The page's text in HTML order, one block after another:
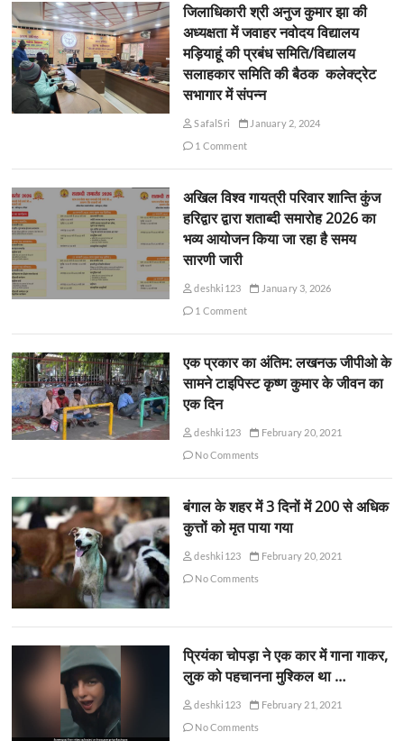
जिलाधिकारी श्री अनुज कुमार झा की
अध्यक्षता में जवाहर नवोदय विद्यालय
मड़ियाहूं की प्रबंध समिति/विद्यालय
सलाहकार समिति की बैठक कलेक्ट्रेट
सभागार में संपन्न
SafalSri
January 2, 2024
1 Comment
अखिल विश्व गायत्री परिवार शान्ति कुंज
हरिद्वार द्वारा शताब्दी समारोह 2026 का
भव्य आयोजन किया जा रहा है समय
सारणी जारी
deshki123
January 3, 2026
1 Comment
एक प्रकार का अंतिम: लखनऊ जीपीओ के
सामने टाइपिस्ट कृष्ण कुमार के जीवन का
एक दिन
deshki123
February 20, 2021
No Comments
बंगाल के शहर में 3 दिनों में 200 से अधिक
कुत्तों को मृत पाया गया
deshki123
February 20, 2021
No Comments
प्रियंका चोपड़ा ने एक कार में गाना गाकर,
लुक को पहचानना मुश्किल था …
deshki123
February 21, 2021
No Comments